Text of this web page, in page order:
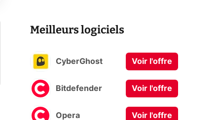
Meilleurs logiciels
CyberGhost Voir l'offre
Bitdefender Voir l'offre
Opera Voir l'offre